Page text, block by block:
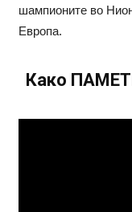
шампионите во
Европа.
Како